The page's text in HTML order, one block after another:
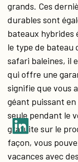
grands. Ces
durables sont
bateaux hybrides
le type de bateau
safari baleines, il
qui offre une
signifie que vous
géant puissant en
seule pendant le
gratuite sur le
façon, vous
vacances avec